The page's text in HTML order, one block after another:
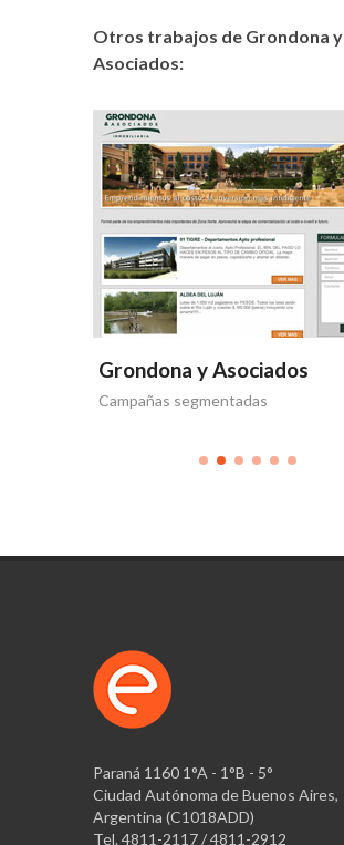
Otros trabajos de Grondona y
Asociados:
Grondona y Asociados
Campañas segmentadas
Paraná 1160 1°A - 1°B - 5°
Ciudad Autónoma de Buenos Aires,
Argentina (C1018ADD)
Tel. 4811-2117 / 4811-2912